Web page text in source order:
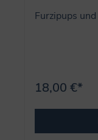
Furzipups
18,00 €*